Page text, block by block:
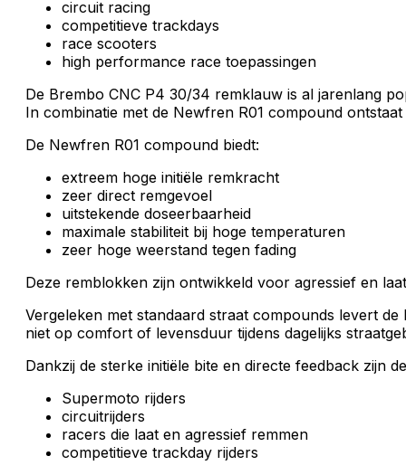
circuit racing
competitieve trackdays
race scooters
high performance race toepassingen
De Brembo CNC P4 30/34 remklauw is al jarenlang
In combinatie met de Newfren R01 compound
De Newfren R01 compound biedt:
extreem hoge initiële remkracht
zeer direct remgevoel
uitstekende doseerbaarheid
maximale stabiliteit bij hoge temperaturen
zeer hoge weerstand tegen fading
Deze remblokken zijn ontwikkeld voor agressief en
Vergeleken met standaard straat compounds levert
niet op comfort of levensduur tijdens dagelijks
Dankzij de sterke initiële bite en directe feedback zijn
Supermoto rijders
circuitrijders
racers die laat en agressief remmen
competitieve trackday rijders